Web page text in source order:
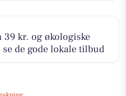
39 kr. og økologiske
de gode lokale tilbud